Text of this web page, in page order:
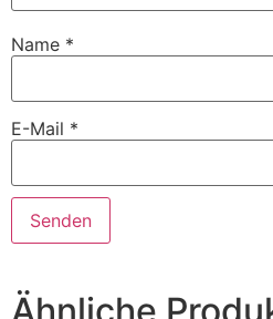
Name *
E-Mail *